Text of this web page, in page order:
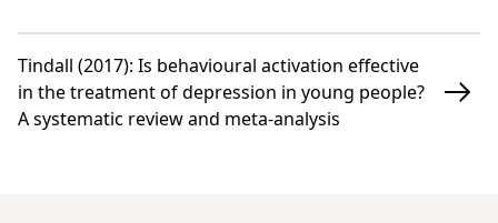
Tindall (2017): Is behavioural activation effective
in the treatment of depression in young people?
A systematic review and meta-analysis